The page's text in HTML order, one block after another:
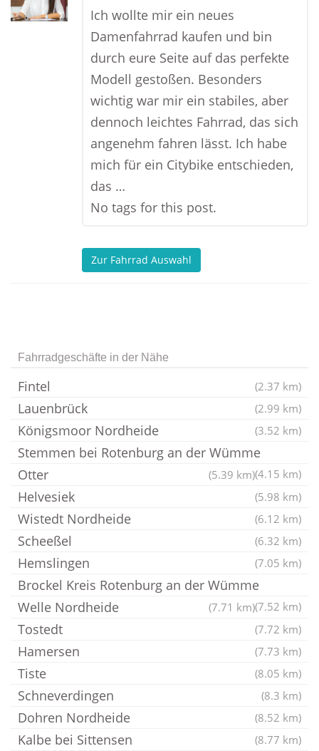
Ich wollte mir ein neues
Damenfahrrad kaufen und bin
durch eure Seite auf das perfekte
Modell gestoßen. Besonders
wichtig war mir ein stabiles, aber
dennoch leichtes Fahrrad, das sich
angenehm fahren lässt. Ich habe
mich für ein Citybike entschieden,
das …
No tags for this post.
Zur Fahrrad Auswahl
Fahrradgeschäfte in der Nähe
Fintel (2.37 km)
Lauenbrück (2.99 km)
Königsmoor Nordheide (3.52 km)
Stemmen bei Rotenburg an der Wümme
(4.15 km)
Otter (5.39 km)
Helvesiek (5.98 km)
Wistedt Nordheide (6.12 km)
Scheeßel (6.32 km)
Hemslingen (7.05 km)
Brockel Kreis Rotenburg an der Wümme
(7.52 km)
Welle Nordheide (7.71 km)
Tostedt (7.72 km)
Hamersen (7.73 km)
Tiste (8.05 km)
Schneverdingen (8.3 km)
Dohren Nordheide (8.52 km)
Kalbe bei Sittensen (8.77 km)